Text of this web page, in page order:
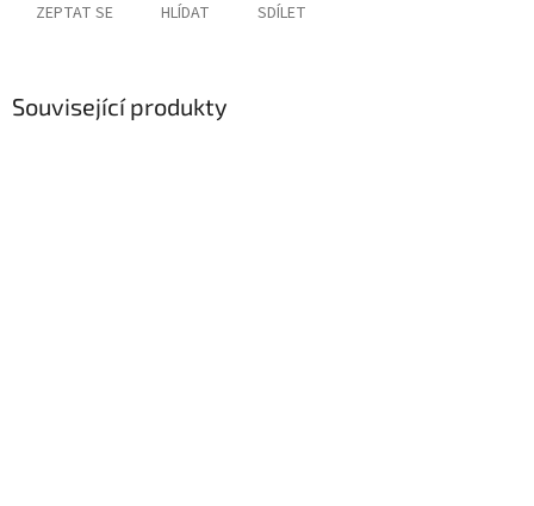
ZEPTAT SE HLÍDAT SDÍLET
Související produkty